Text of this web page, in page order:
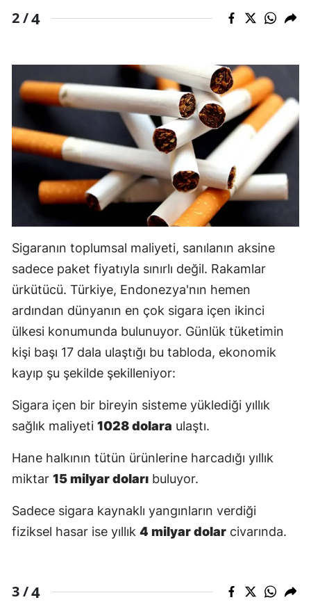
Samsun
Sinop
Sivas
Tekirdağ
Tokat
Trabzon
Tunceli
Şanlıurfa
Van
Yozgat
Karaman
Batman
Şırnak
Ardahan
2 /4
Sigaranın toplumsal maliyeti, sanılanın aksine
sadece paket fiyatıyla sınırlı değil. Rakamlar
ürkütücü. Türkiye, Endonezya'nın hemen
ardından dünyanın en çok sigara içen ikinci
ülkesi konumunda bulunuyor. Günlük tüketimin
kişi başı 17 dala ulaştığı bu tabloda, ekonomik
kayıp şu şekilde şekilleniyor:
Sigara içen bir bireyin sisteme yüklediği yıllık
sağlık maliyeti 1028 dolara ulaştı.
Hane halkının tütün ürünlerine harcadığı yıllık
miktar 15 milyar doları buluyor.
Sadece sigara kaynaklı yangınların verdiği
fiziksel hasar ise yıllık 4 milyar dolar civarında.
3 /4